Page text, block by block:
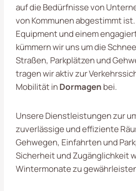
auf die Bedürfnisse von
von Kommunen abgestimmt
Equipment und einem
kümmern wir uns um die
Straßen, Parkplätzen und
tragen wir aktiv zur
Mobilität in Dormagen bei.
Unsere Dienstleistungen zur
zuverlässige und effiziente
Gehwegen, Einfahrten und
Sicherheit und Zugänglichkeit
Wintermonate zu